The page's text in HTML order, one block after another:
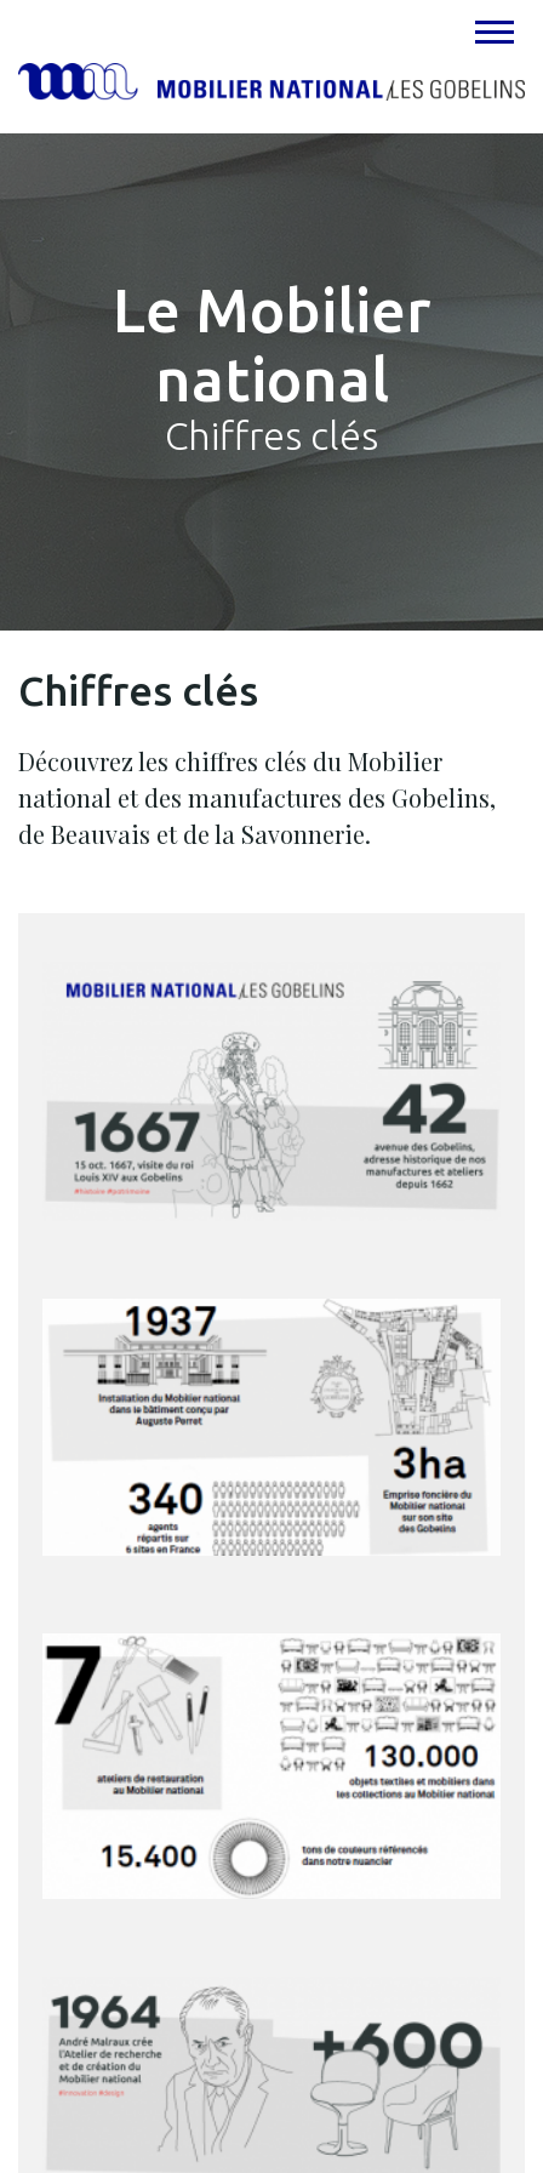
MENU
Le Mobilier
national
Chiffres clés
Chiffres clés
Découvrez les chiffres clés du Mobilier
national et des manufactures des Gobelins,
de Beauvais et de la Savonnerie.